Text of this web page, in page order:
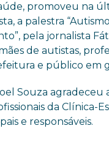
promoveu na
a palestra
pela jornalista
de autistas,
e público em
Souza agradeceu
da Clínica-
e responsáveis.